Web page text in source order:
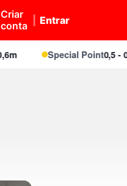
Criar
conta
Entrar
Special Point 0,5 - 0,6m